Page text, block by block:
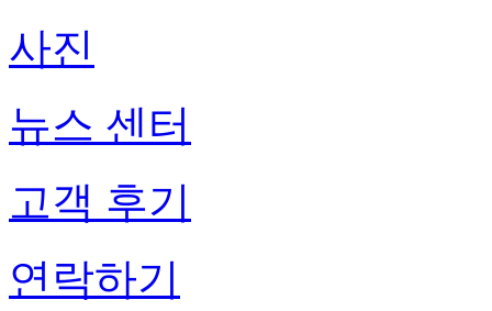
사진
뉴스 센터
고객 후기
연락하기